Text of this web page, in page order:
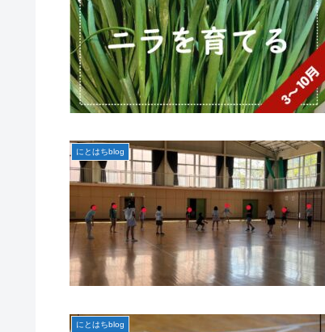
にとはちblog
にとはちblog